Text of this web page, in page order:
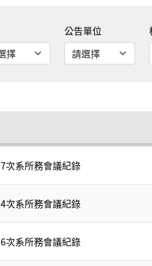
束
公告單位
次系所務會議紀錄
次系所務會議紀錄
次系所務會議紀錄